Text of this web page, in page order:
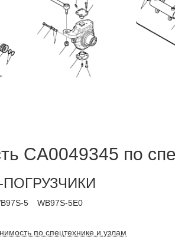
CA0049345 по
5 WB97S-5E0
по спецтехнике и узлам